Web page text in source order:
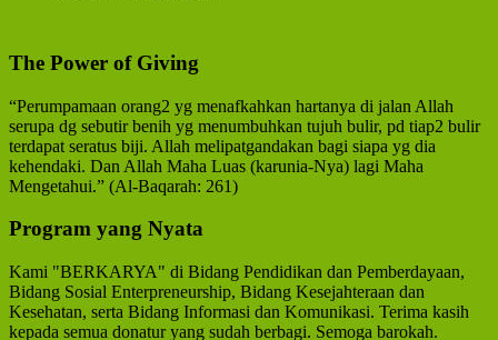
The Power of Giving
“Perumpamaan orang2 yg menafkahkan hartanya di jalan Allah
serupa dg sebutir benih yg menumbuhkan tujuh bulir, pd tiap2 bulir
terdapat seratus biji. Allah melipatgandakan bagi siapa yg dia
kehendaki. Dan Allah Maha Luas (karunia-Nya) lagi Maha
Mengetahui.” (Al-Baqarah: 261)
Program yang Nyata
Kami "BERKARYA" di Bidang Pendidikan dan Pemberdayaan,
Bidang Sosial Enterpreneurship, Bidang Kesejahteraan dan
Kesehatan, serta Bidang Informasi dan Komunikasi. Terima kasih
kepada semua donatur yang sudah berbagi. Semoga barokah.